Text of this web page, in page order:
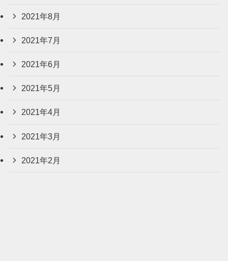
2021年8月
2021年7月
2021年6月
2021年5月
2021年4月
2021年3月
2021年2月